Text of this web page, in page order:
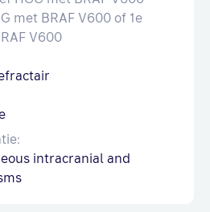
met BRAF V600 of 1e
V600
intracranial and